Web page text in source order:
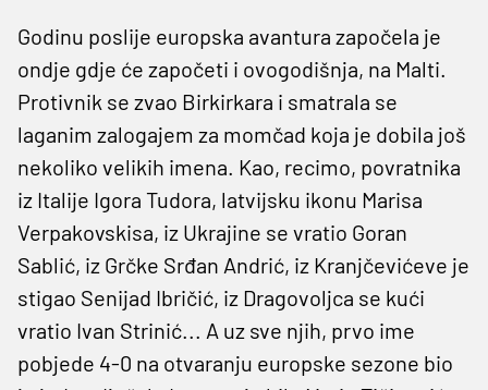
Godinu poslije europska avantura započela je
ondje gdje će započeti i ovogodišnja, na Malti.
Protivnik se zvao Birkirkara i smatrala se
laganim zalogajem za momčad koja je dobila još
nekoliko velikih imena. Kao, recimo, povratnika
iz Italije Igora Tudora, latvijsku ikonu Marisa
Verpakovskisa, iz Ukrajine se vratio Goran
Sablić, iz Grčke Srđan Andrić, iz Kranjčevićeve je
stigao Senijad Ibričić, iz Dragovoljca se kući
vratio Ivan Strinić... A uz sve njih, prvo ime
pobjede 4-0 na otvaranju europske sezone bio